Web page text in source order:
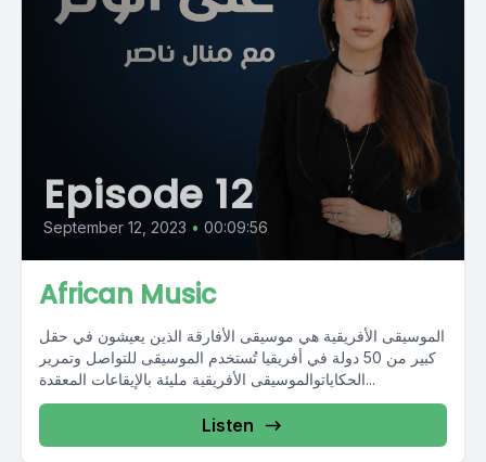
Episode 12
September 12, 2023 • 00:09:56
African Music
الموسيقى الأفريقية هي موسيقى الأفارقة الذين يعيشون في حقل
كبير من 50 دولة في أفريقيا تُستخدم الموسيقى للتواصل وتمرير
الحكاياتوالموسيقى الأفريقية مليئة بالإيقاعات المعقدة...
Listen